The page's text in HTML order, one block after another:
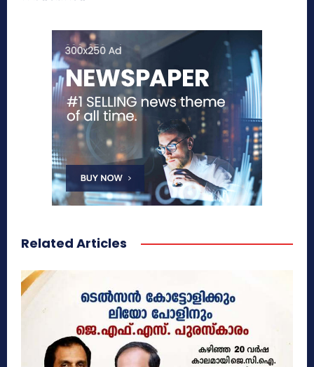
Related Articles